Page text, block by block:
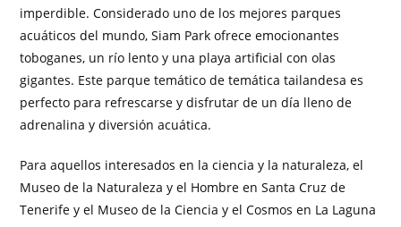
imperdible. Considerado uno de los mejores parques
acuáticos del mundo, Siam Park ofrece emocionantes
toboganes, un río lento y una playa artificial con olas
gigantes. Este parque temático de temática tailandesa es
perfecto para refrescarse y disfrutar de un día lleno de
adrenalina y diversión acuática.
Para aquellos interesados en la ciencia y la naturaleza, el
Museo de la Naturaleza y el Hombre en Santa Cruz de
Tenerife y el Museo de la Ciencia y el Cosmos en La Laguna